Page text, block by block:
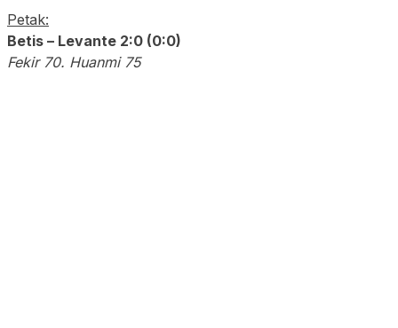
Petak:
Betis – Levante 2:0 (0:0)
Fekir 70. Huanmi 75